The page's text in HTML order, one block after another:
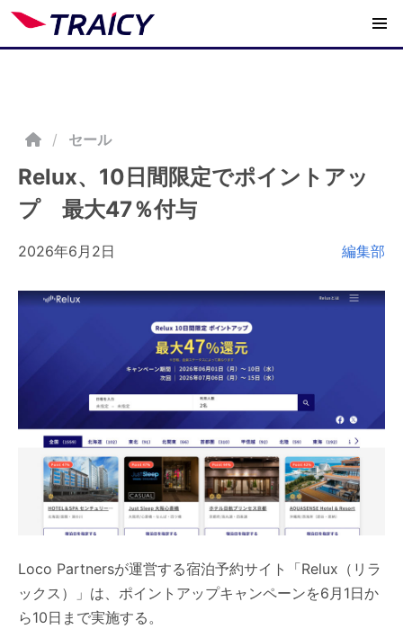
/ セール
Relux、10日間限定でポイントアッ
プ 最大47％付与
2026年6月2日 編集部
Loco Partnersが運営する宿泊予約サイト「Relux（リラ
ックス）」は、ポイントアップキャンペーンを6月1日か
ら10日まで実施する。